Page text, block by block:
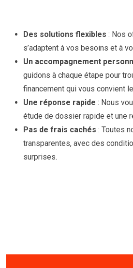
Des solutions flexibles : Nos
s’adaptent à vos besoins et à
Un accompagnement
guidons à chaque étape pour
financement qui vous convient
Une réponse rapide : Nous
étude de dossier rapide et une
Pas de frais cachés : Toutes
transparentes, avec des
surprises.